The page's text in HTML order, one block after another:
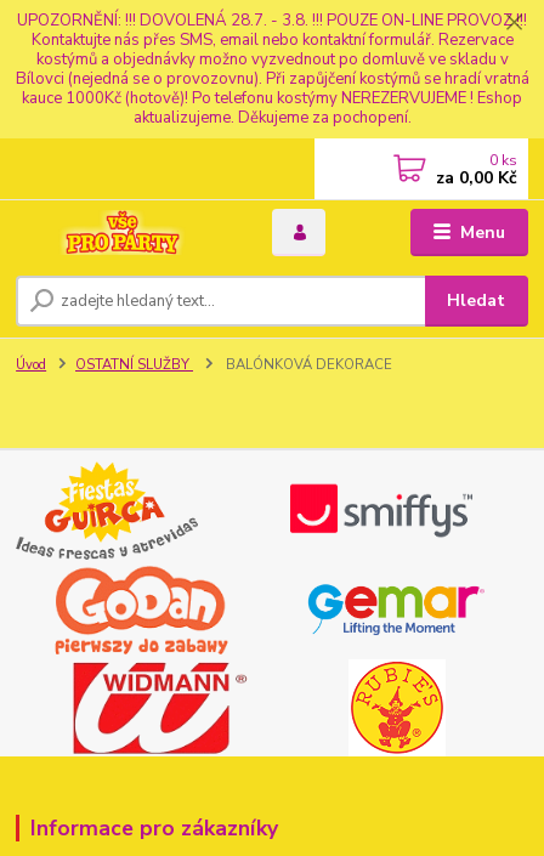
UPOZORNĚNÍ: !!! DOVOLENÁ 28.7. - 3.8. !!! POUZE ON-LINE PROVOZ !!!
Kontaktujte nás přes SMS, email nebo kontaktní formulář. Rezervace
kostýmů a objednávky možno vyzvednout po domluvě ve skladu v
Bílovci (nejedná se o provozovnu). Při zapůjčení kostýmů se hradí vratná
kauce 1000Kč (hotově)! Po telefonu kostýmy NEREZERVUJEME ! Eshop
aktualizujeme. Děkujeme za pochopení.
Menu
Hledat
0 ks
za 0,00 Kč
Úvod OSTATNÍ SLUŽBY BALÓNKOVÁ DEKORACE
Informace pro zákazníky